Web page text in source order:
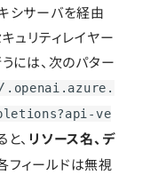
シサーバを経由
ュリティレイヤー
には、次のパター
.openai.azure.
ve
、 リソース名、デ
フィールドは無視